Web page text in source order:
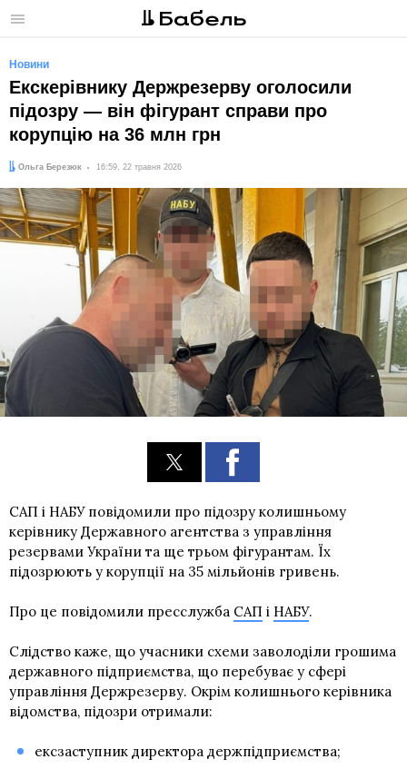
Меню
Новини
Екскерівнику Держрезерву оголосили
підозру — він фігурант справи про
корупцію на 36 млн грн
Автор:
Ольга Березюк
Дата: 16:59, 22 травня 2026
САП і НАБУ повідомили про підозру колишньому
керівнику Державного агентства з управління
резервами України та ще трьом фігурантам. Їх
підозрюють у корупції на 35 мільйонів гривень.
Про це повідомили пресслужба САП і НАБУ.
Слідство каже, що учасники схеми заволоділи грошима
державного підприємства, що перебуває у сфері
управління Держрезерву. Окрім колишнього керівника
відомства, підозри отримали:
ексзаступник директора держпідприємства;